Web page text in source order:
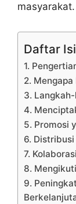
masyarakat.
Daftar Isi
1.
2.
3.
4.
5. Promosi
6.
7.
8.
9.